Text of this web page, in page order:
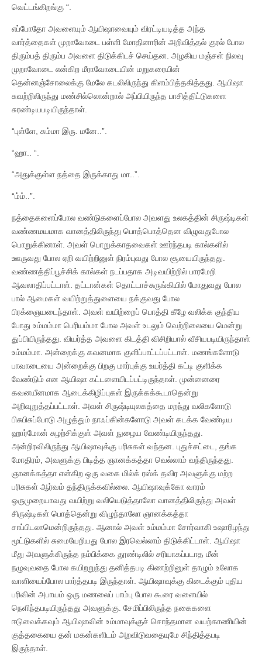
வெட்டங்கிறங்கு “.
எப்போதோ அவளையும் ஆயிஷாவையும் விரட்டியடித்த அந்த
வார்த்தைகள் முறாவோடை பள்ளி மோதினாரின் அறிவித்தல் குரல் போல
திரும்பத் திரும்ப அவளை திடுக்கிடச் செய்தன. அழகிய மஞ்சள் நிலவு
முறாவோடை என்கிற மீராவோடையின் மறுகரையின்
தென்னஞ்சோலைக்கு மேலே கடலிலிருந்து கிளம்பித்தகித்தது. ஆயிஷா
சுவற்றிலிருந்து மண்சில்லொன்றால் அப்பியிருந்த பாசித்திட்டுகளை
சுரண்டியபடியிருந்தாள்.
“புள்ளே, சும்மா இரு. மனே..”.
“ஹா.. “.
“அதுக்குள்ள நத்தை இருக்காது மா..”.
“ம்ம்..”.
நத்தைகளைப்போல வண்டுகளைப்போல அவளது உலகத்தின் சிருஷ்டிகள்
வண்ணமயமாக வானத்திலிருந்து பொத்பொத்தென விழுவதுபோல
பொறுக்கினாள். அவள் பொறுக்காதவைகள் ஊர்ந்தபடி கால்களில்
ஊருவது போல ஏறி வயிற்றினுள் நிரம்புவது போல சூயையிருந்தது.
வண்ணத்திப்பூச்சிக் கால்கள் நடப்பதாக அடிவயிற்றில் பாரமேறி
ஆவலாதிப்பட்டாள். தட்டான்கள் தொட்டாச்சுருங்கியில் மோதுவது போல
பால் ஆமைகள் வயிற்றுத்துளையை நக்குவது போல
பிரக்ஞையடைந்தாள். அவள் வயிற்றைப் பொத்தி கீழே வலிக்க குந்திய
போது உம்மம்மா பெரியம்மா போல அவள் உடலும் வெற்றிலையை மென்று
துப்பியிருந்தது. வியர்த்த அவளை கிடத்தி விசிறியால் வீசியபடியிருந்தாள்
உம்மம்மா. அன்றைக்கு கவனமாக குளிப்பாட்டப்பட்டாள். மணங்களோடு
பாவாடையை அன்றைக்கு பிறகு மார்புக்கு உயர்த்தி கட்டி குளிக்க
வேண்டும் என ஆயிஷா கட்டளையிடப்பட்டிருந்தாள். முன்னைரை
கவனயீனமாக ஆடைக்கிழிப்புகள் இருக்கக்கூடாதென்று
அறிவுறுத்தப்பட்டாள். அவள் சிருஷ்டியுலகத்தை மறந்து வலிகளோடு
பிசுபிசுப்போடு அழுத்தும் நாஃப்கின்களோடு அவள் கடக்க வேண்டிய
ஹார்மோன் சுழற்சிக்குள் அவள் நுழைய வேண்டியிருந்தது.
அன்றிரவிலிருந்து ஆயிஷாவுக்கு பரிசுகள் வந்தன. புதுச்சட்டை, தங்க
மோதிரம், அவளுக்கு பிடித்த ஞானக்கத்தா வெல்லாம் வந்திருந்தது.
ஞானக்கத்தா என்கிற ஒரு வகை மில்க் ரஸ்க் தவிர அவளுக்கு மற்ற
பரிசுகள் ஆர்வம் தந்திருக்கவில்லை. ஆயிஷாவுக்கோ வாரம்
ஒருமுறையாவது வயிற்று வலியெடுத்தாலோ வானத்திலிருந்து அவள்
சிருஷ்டிகள் பொத்தென்று விழுந்தாலோ ஞானக்கத்தா
சாப்பிடலாமென்றிருந்தது. ஆனால் அவள் உம்மம்மா சோர்வாகி உஷாரிழந்து
மூட்டுகளில் சுமையேறியது போல இரவெல்லாம் திடுக்கிட்டாள். ஆயிஷா
மீது அவளுக்கிருந்த நம்பிக்கை தூண்டிலில் சரியாகப்படாத மீன்
நழுவுவதை போல கயிறறுந்து தனித்தபடி கிணற்றினுள் தாழும் உலோக
வாளியைப்போல பார்த்தபடி இருந்தாள். ஆயிஷாவுக்கு கிடைக்கும் புதிய
பரிவின் அபாயம் ஒரு மணலைப் பாம்பு போல கூரை வளையில்
நெளிந்தபடியிருந்தது அவளுக்கு. சேமிப்பிலிருந்த நகைகளை
ஈடுவைக்கவும் ஆயிஷாவின் உம்மாவுக்குச் சொந்தமான வயற்காணியின்
குத்தகையை தன் மகன்களிடம் அறவிடுவதையுமே சிந்தித்தபடி
இருந்தாள்.